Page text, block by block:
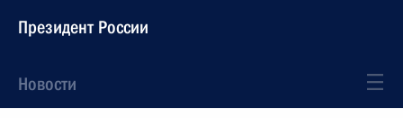
Президент России
Новости